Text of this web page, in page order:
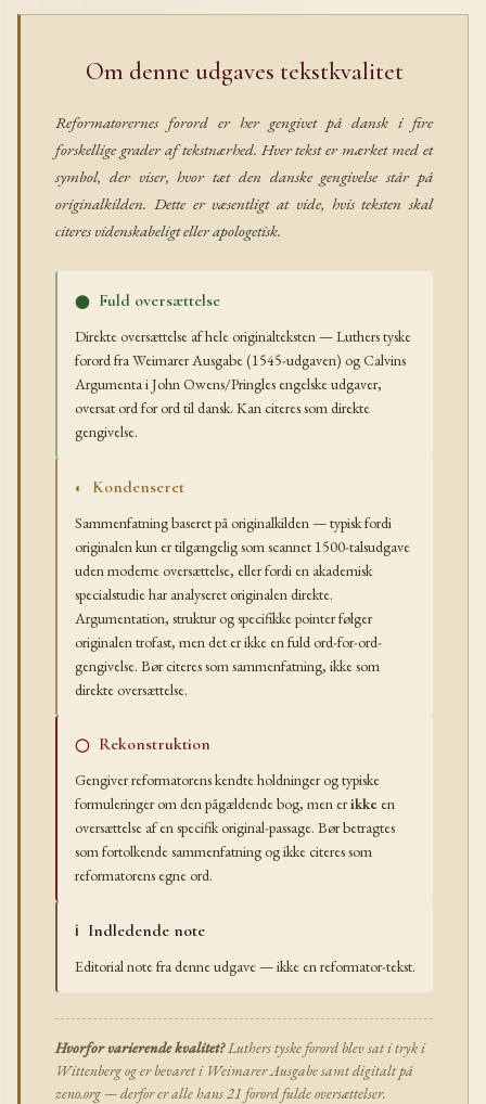
Om denne udgaves tekstkvalitet
Reformatorernes forord er her gengivet på dansk i fire
forskellige grader af tekstnærhed. Hver tekst er mærket med et
symbol, der viser, hvor tæt den danske gengivelse står på
originalkilden. Dette er væsentligt at vide, hvis teksten skal
citeres videnskabeligt eller apologetisk.
⬤ Fuld oversættelse
Direkte oversættelse af hele originalteksten — Luthers tyske
forord fra Weimarer Ausgabe (1545-udgaven) og Calvins
Argumenta i John Owens/Pringles engelske udgaver,
oversat ord for ord til dansk. Kan citeres som direkte
gengivelse.
◐ Kondenseret
Sammenfatning baseret på originalkilden — typisk fordi
originalen kun er tilgængelig som scannet 1500-talsudgave
uden moderne oversættelse, eller fordi en akademisk
specialstudie har analyseret originalen direkte.
Argumentation, struktur og specifikke pointer følger
originalen trofast, men det er ikke en fuld ord-for-ord-
gengivelse. Bør citeres som sammenfatning, ikke som
direkte oversættelse.
◯ Rekonstruktion
Gengiver reformatorens kendte holdninger og typiske
formuleringer om den pågældende bog, men erikke en
oversættelse af en specifik original-passage. Bør betragtes
som fortolkende sammenfatning og ikke citeres som
reformatorens egne ord.
ℹ Indledende note
Editorial note fra denne udgave — ikke en reformator-tekst.
Hvorfor varierende kvalitet?Luthers tyske forord blev sat i tryk i
Wittenberg og er bevaret i Weimarer Ausgabe samt digitalt på
zeno.org — derfor er alle hans 21 forord fulde oversættelser.